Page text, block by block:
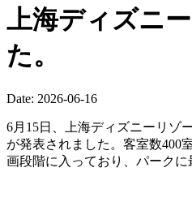
上海ディズニ
た。
Date: 2026-06-16
6月15日、上海ディズニーリゾ
が発表されました。客室数400
画段階に入っており、パークに